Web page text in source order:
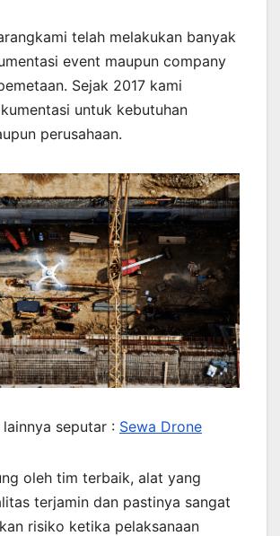
telah melakukan banyak
event maupun company
Sejak 2017 kami
untuk kebutuhan
perusahaan.
seputar : Sewa Drone
oleh tim terbaik, alat yang
terjamin dan pastinya sangat
risiko ketika pelaksanaan